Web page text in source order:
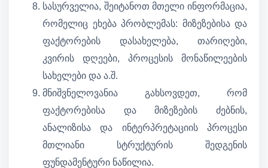
სასურველია, შეიტანოთ მთელი ინფორმაცია,
რომელიც ეხება პრობლემას: მიზეზებისა და
ფაქტორების დასახელება, თარიღები,
კვირის დღეები, პროცესის მონაწილეების
სახელები და ა.შ.
მნიშვნელოვანია გახსოვდეთ, რომ
ფაქტორებისა და მიზეზების ძებნის,
ანალიზისა და ინტერპრეტაციის პროცესი
მთლიანი სტრუქტურის შედგენის
ფუნდამენტური ნაწილია.